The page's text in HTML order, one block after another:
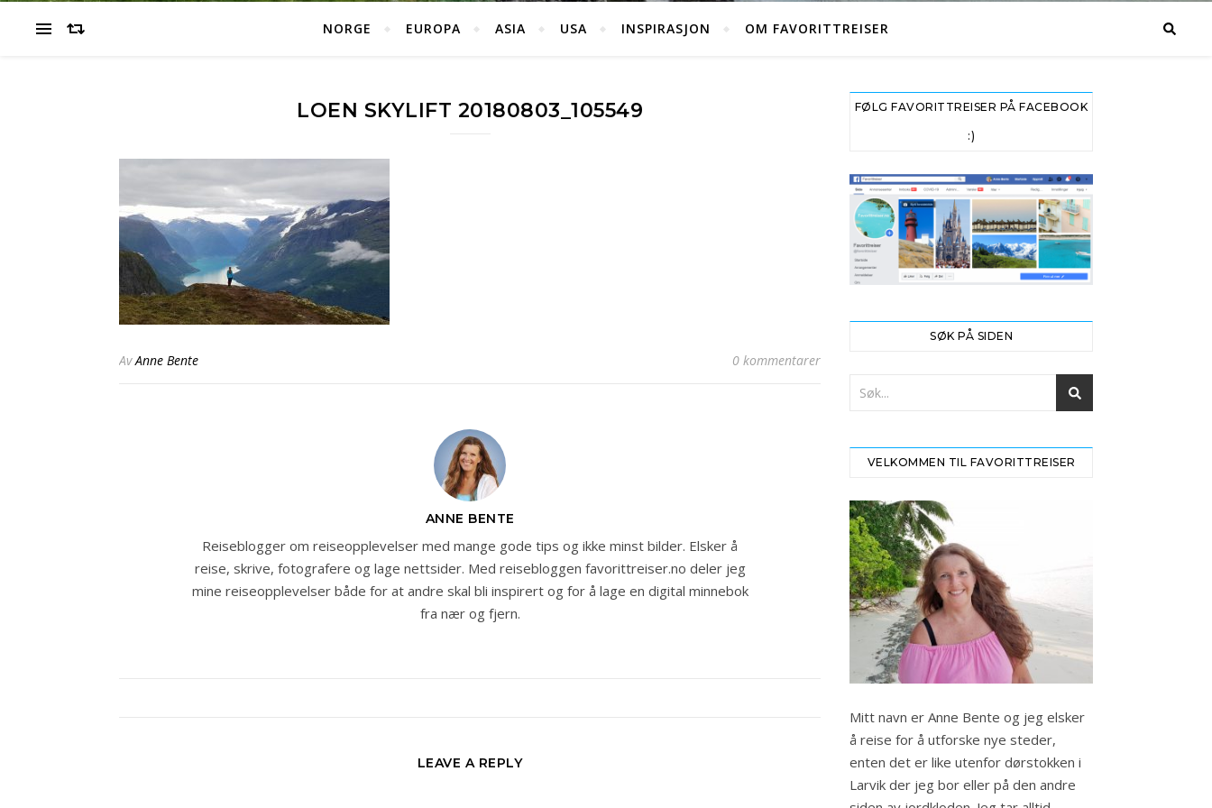
NORGE EUROPA ASIA USA INSPIRASJON OM FAVORITTREISER
LOEN SKYLIFT 20180803_105549
AvAnne Bente 0 kommentarer
ANNE BENTE
Reiseblogger om reiseopplevelser med mange gode tips og ikke minst bilder. Elsker å
reise, skrive, fotografere og lage nettsider. Med reisebloggen favorittreiser.no deler jeg
mine reiseopplevelser både for at andre skal bli inspirert og for å lage en digital minnebok
fra nær og fjern.
LEAVE A REPLY
FØLG FAVORITTREISER PÅ FACEBOOK
:)
SØK PÅ SIDEN
VELKOMMEN TIL FAVORITTREISER
Mitt navn er Anne Bente og jeg elsker
å reise for å utforske nye steder,
enten det er like utenfor dørstokken i
Larvik der jeg bor eller på den andre